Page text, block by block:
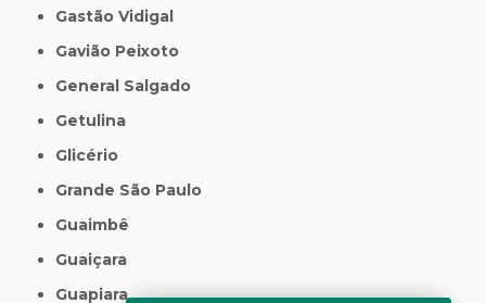
Gastão Vidigal
Gavião Peixoto
General Salgado
Getulina
Glicério
Grande São Paulo
Guaimbê
Guaiçara
Guapiara